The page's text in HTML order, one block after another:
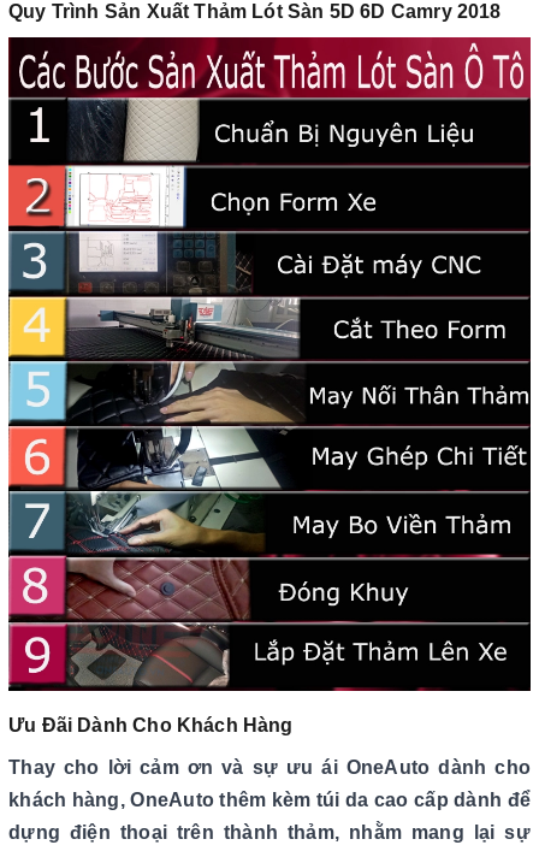
Quy Trình Sản Xuất Thảm Lót Sàn 5D 6D Camry 2018
Ưu Đãi Dành Cho Khách Hàng
Thay cho lời cảm ơn và sự ưu ái OneAuto dành cho
khách hàng, OneAuto thêm kèm túi da cao cấp dành để
dựng điện thoại trên thành thảm, nhằm mang lại sự